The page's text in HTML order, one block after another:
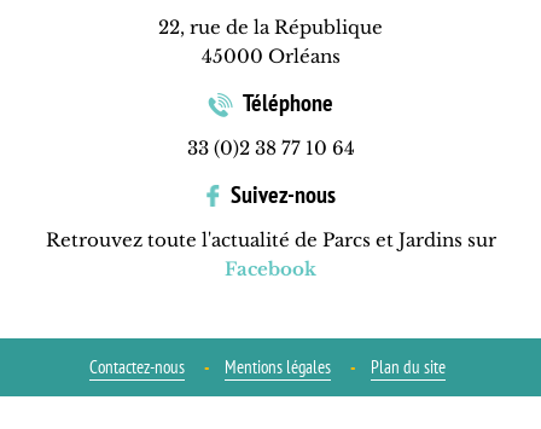
22, rue de la République
45000 Orléans
Téléphone
33 (0)2 38 77 10 64
Suivez-nous
Retrouvez toute l'actualité de Parcs et Jardins sur
Facebook
Contactez-nous Mentions légales Plan du site